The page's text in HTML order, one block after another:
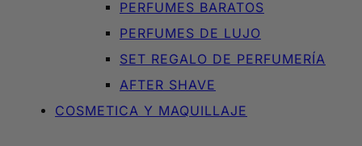
PERFUMES BARATOS
PERFUMES DE LUJO
SET REGALO DE PERFUMERÍA
AFTER SHAVE
COSMETICA Y MAQUILLAJE